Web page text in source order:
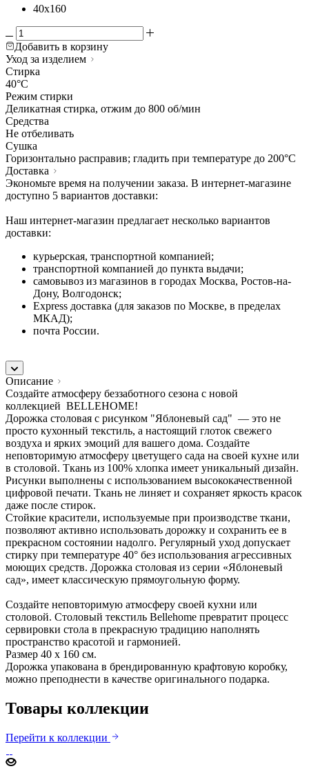
40х160
Добавить в корзину
Уход за изделием
Стирка
40°C
Режим стирки
Деликатная стирка, отжим до 800 об/мин
Средства
Не отбеливать
Сушка
Горизонтально расправив; гладить при температуре до 200°C
Доставка
Экономьте время на получении заказа. В интернет-магазине
доступно 5 вариантов доставки:
Наш интернет-магазин предлагает несколько вариантов
доставки:
курьерская, транспортной компанией;
транспортной компанией до пункта выдачи;
самовывоз из магазинов в городах Москва, Ростов-на-
Дону, Волгодонск;
Express доставка (для заказов по Москве, в пределах
МКАД);
почта России.
Описание
Создайте атмосферу беззаботного сезона с новой
коллекцией BELLEHOME!
Дорожка столовая с рисунком "Яблоневый сад" — это не
просто кухонный текстиль, а настоящий глоток свежего
воздуха и ярких эмоций для вашего дома. Создайте
неповторимую атмосферу цветущего сада на своей кухне или
в столовой. Ткань из 100% хлопка имеет уникальный дизайн.
Рисунки выполнены с использованием высококачественной
цифровой печати. Ткань не линяет и сохраняет яркость красок
даже после стирок.
Стойкие красители, используемые при производстве ткани,
позволяют активно использовать дорожку и сохранить ее в
прекрасном состоянии надолго. Регулярный уход допускает
стирку при температуре 40° без использования агрессивных
моющих средств. Дорожка столовая из серии «Яблоневый
сад», имеет классическую прямоугольную форму.
Создайте неповторимую атмосферу своей кухни или
столовой. Столовый текстиль Bellehome превратит процесс
сервировки стола в прекрасную традицию наполнять
пространство красотой и гармонией.
Размер 40 х 160 см.
Дорожка упакована в брендированную крафтовую коробку,
можно преподнести в качестве оригинального подарка.
Товары коллекции
Перейти к коллекции